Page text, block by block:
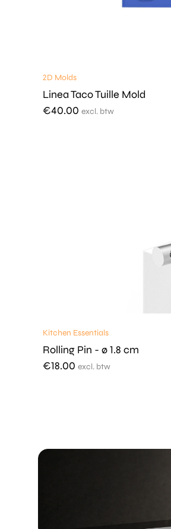
2D Molds
Linea Taco Tuille Mold
€40.00 excl. btw
Kitchen Essentials
Rolling Pin - ø 1.8 cm
€18.00 excl. btw